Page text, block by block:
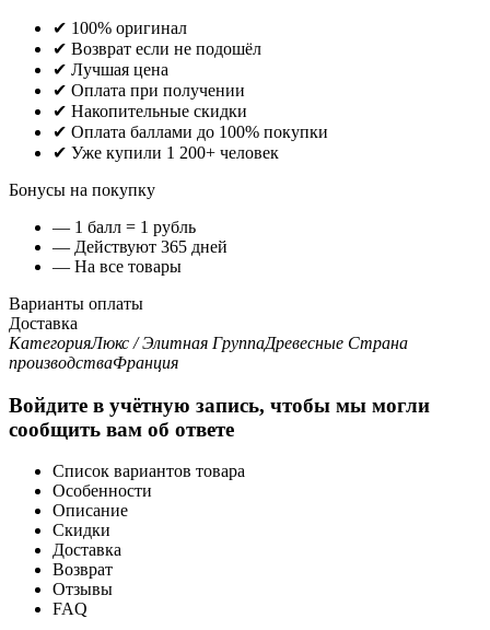
✔ 100% оригинал
✔ Возврат если не подошёл
✔ Лучшая цена
✔ Оплата при получении
✔ Накопительные скидки
✔ Оплата баллами до 100% покупки
✔ Уже купили 1 200+ человек
Бонусы на покупку
— 1 балл = 1 рубль
— Действуют 365 дней
— На все товары
Варианты оплаты
Доставка
КатегорияЛюкс / Элитная ГруппаДревесные Страна
производстваФранция
Войдите в учётную запись, чтобы мы могли
сообщить вам об ответе
Список вариантов товара
Особенности
Описание
Скидки
Доставка
Возврат
Отзывы
FAQ